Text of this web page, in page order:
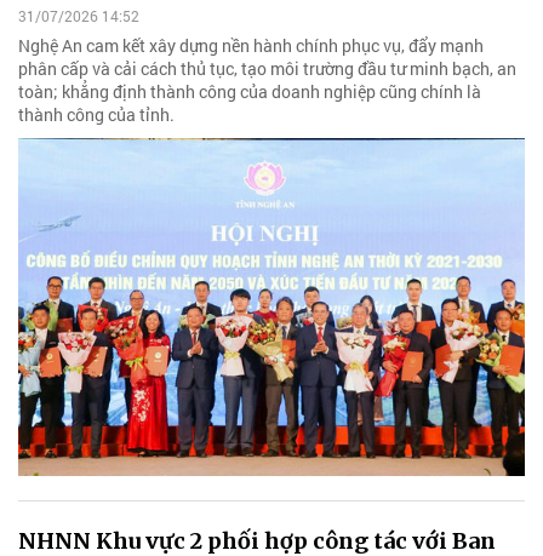
31/07/2026 14:52
Nghệ An cam kết xây dựng nền hành chính phục vụ, đẩy mạnh
phân cấp và cải cách thủ tục, tạo môi trường đầu tư minh bạch, an
toàn; khẳng định thành công của doanh nghiệp cũng chính là
thành công của tỉnh.
NHNN Khu vực 2 phối hợp công tác với Ban